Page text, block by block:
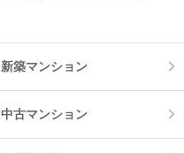
新築マンション
中古マンション